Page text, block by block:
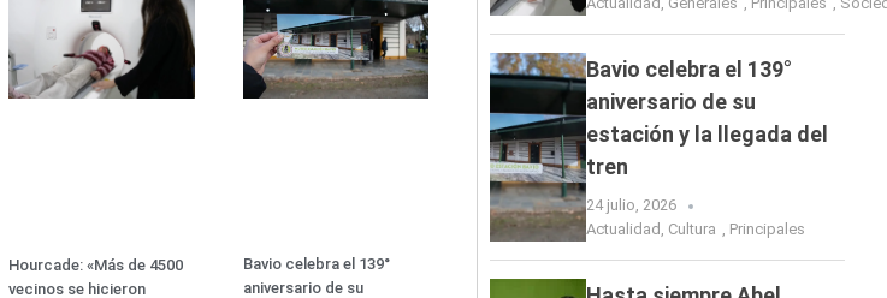
Hourcade: «Más de 4500
vecinos se hicieron
Bavio celebra el 139°
aniversario de su
Bavio celebra el 139°
aniversario de su
estación y la llegada del
tren
24 julio, 2026
Actualidad , Cultura , Principales